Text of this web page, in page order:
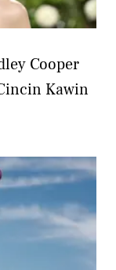
Cooper
Kawin